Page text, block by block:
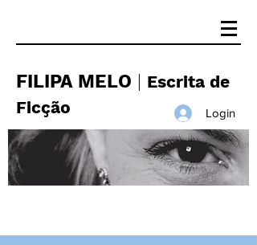
FILIPA MELO
Escrita de
Ficção
Login